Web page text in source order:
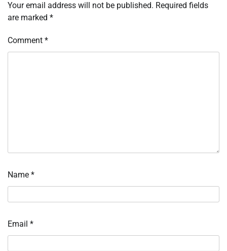
Your email address will not be published. Required fields
are marked *
Comment *
Name *
Email *